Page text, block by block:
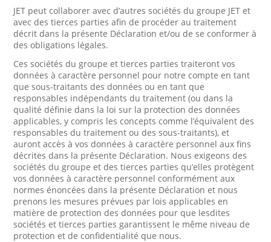
JET peut collaborer avec d’autres sociétés du groupe JET et
avec des tierces parties afin de procéder au traitement
décrit dans la présente Déclaration et/ou de se conformer à
des obligations légales.
Ces sociétés du groupe et tierces parties traiteront vos
données à caractère personnel pour notre compte en tant
que sous-traitants des données ou en tant que
responsables indépendants du traitement (ou dans la
qualité définie dans la loi sur la protection des données
applicables, y compris les concepts comme l’équivalent des
responsables du traitement ou des sous-traitants), et
auront accès à vos données à caractère personnel aux fins
décrites dans la présente Déclaration. Nous exigeons des
sociétés du groupe et des tierces parties qu’elles protègent
vos données à caractère personnel conformément aux
normes énoncées dans la présente Déclaration et nous
prenons les mesures prévues par lois applicables en
matière de protection des données pour que lesdites
sociétés et tierces parties garantissent le même niveau de
protection et de confidentialité que nous.